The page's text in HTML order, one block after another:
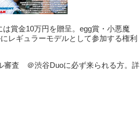
賞金10万円を贈呈。egg賞・小悪魔
レギュラーモデルとして参加する権利
審査 ＠渋谷Duoに必ず来られる方。詳